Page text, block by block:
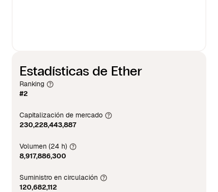
Estadísticas de Ether
Ranking
#2
Capitalización de mercado
230,228,443,887
Volumen (24 h)
8,917,886,300
Suministro en circulación
120,682,112